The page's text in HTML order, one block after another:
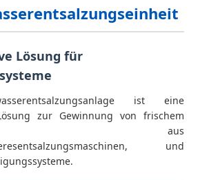
Lösung für
ist eine
zur Gewinnung von frischem
aus
und